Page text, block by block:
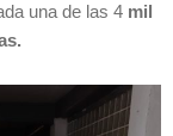
una de las 4 mil